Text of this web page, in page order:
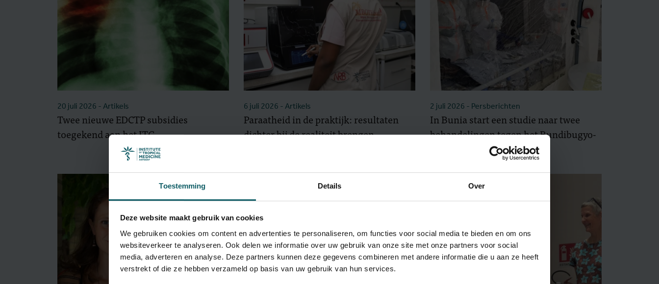
Toestemming Details Over
Deze website maakt gebruik van cookies
We gebruiken cookies om content en advertenties te personaliseren, om functies voor social media te bieden en om ons
websiteverkeer te analyseren. Ook delen we informatie over uw gebruik van onze site met onze partners voor social
media, adverteren en analyse. Deze partners kunnen deze gegevens combineren met andere informatie die u aan ze heeft
verstrekt of die ze hebben verzameld op basis van uw gebruik van hun services.
20 juli 2026 - Artikels
Twee nieuwe EDCTP subsidies
toegekend aan het ITG
6 juli 2026 - Artikels
Paraatheid in de praktijk: resultaten
dichter bij de realiteit brengen
2 juli 2026 - Persberichten
In Bunia start een studie naar twee
behandelingen tegen het Bundibugyo-